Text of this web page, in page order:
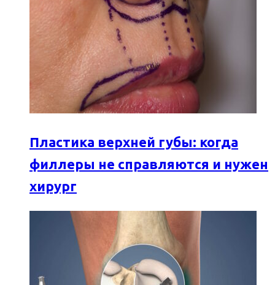
Пластика верхней губы: когда
филлеры не справляются и нужен
хирург